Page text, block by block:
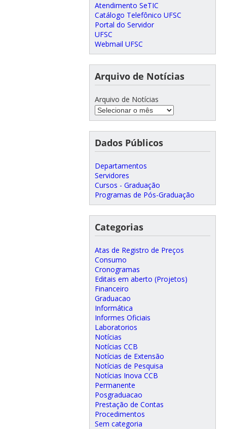
Atendimento SeTIC
Catálogo Telefônico UFSC
Portal do Servidor
UFSC
Webmail UFSC
Arquivo de Notícias
Arquivo de Notícias
Dados Públicos
Departamentos
Servidores
Cursos - Graduação
Programas de Pós-Graduação
Categorias
Atas de Registro de Preços
Consumo
Cronogramas
Editais em aberto (Projetos)
Financeiro
Graduacao
Informática
Informes Oficiais
Laboratorios
Notícias
Notícias CCB
Notícias de Extensão
Notícias de Pesquisa
Notícias Inova CCB
Permanente
Posgraduacao
Prestação de Contas
Procedimentos
Sem categoria